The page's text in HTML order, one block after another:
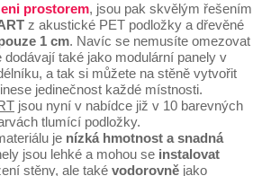
prostorem, jsou pak skvělým řešením
z akustické PET podložky a dřevěné
1 cm. Navíc se nemusíte omezovat
také jako modulární panely v
a tak si můžete na stěně vytvořit
jedinečnost každé místnosti.
jsou nyní v nabídce již v 10 barevných
tlumící podložky.
je nízká hmotnost a snadná
jsou lehké a mohou se instalovat
stěny, ale také vodorovně jako